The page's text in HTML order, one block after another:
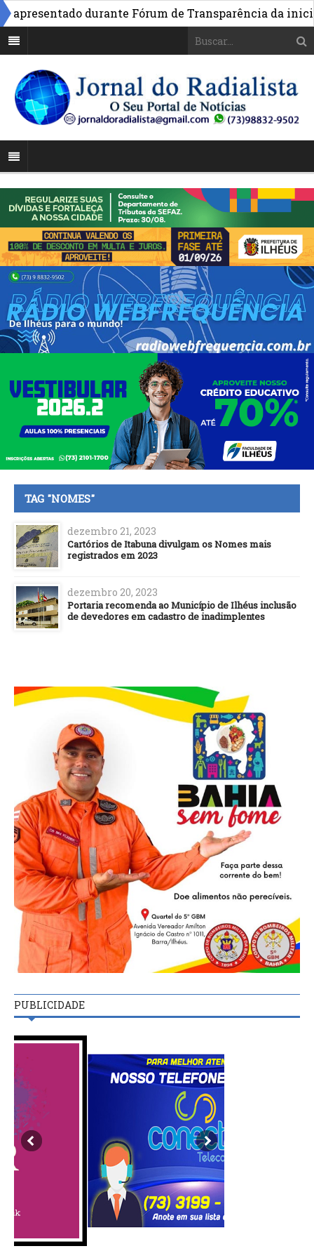
durante Fórum de Transparência da
TAG "NOMES"
dezembro 21, 2023
Cartórios de Itabuna divulgam os Nomes mais
registrados em 2023
dezembro 20, 2023
Portaria recomenda ao Município de Ilhéus inclusão
de devedores em cadastro de inadimplentes
PUBLICIDADE